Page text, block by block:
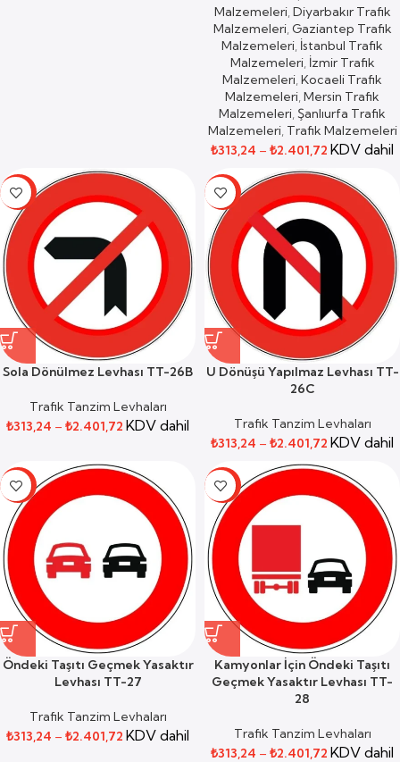
Malzemeleri,Diyarbakır Trafik
Malzemeleri,Gaziantep Trafik
Malzemeleri, İstanbul Trafik
Malzemeleri, İzmir Trafik
Malzemeleri,Kocaeli Trafik
Malzemeleri,Mersin Trafik
Malzemeleri,Şanlıurfa Trafik
Malzemeleri, Trafik Malzemeleri
₺313,24 – ₺2.401,72 KDV dahil
-59%
Sola Dönülmez Levhası TT-26B
Trafik Tanzim Levhaları
₺313,24 – ₺2.401,72 KDV dahil
-59%
U Dönüşü Yapılmaz Levhası TT-
26C
Trafik Tanzim Levhaları
₺313,24 – ₺2.401,72 KDV dahil
-59%
Öndeki Taşıtı Geçmek Yasaktır
Levhası TT-27
Trafik Tanzim Levhaları
₺313,24 – ₺2.401,72 KDV dahil
-59%
Kamyonlar İçin Öndeki Taşıtı
Geçmek Yasaktır Levhası TT-
28
Trafik Tanzim Levhaları
₺313,24 – ₺2.401,72 KDV dahil